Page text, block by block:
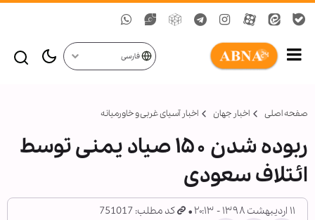
فارسی
صفحه اصلی اخبار جهان اخبار آسیای غربی و خاورمیانه
ربوده شدن ۱۵۰ صیاد یمنی توسط
ائتلاف سعودی
۱۱ اردیبهشت ۱۳۹۸ - ۲۰:۱۳ کد مطلب: 751017